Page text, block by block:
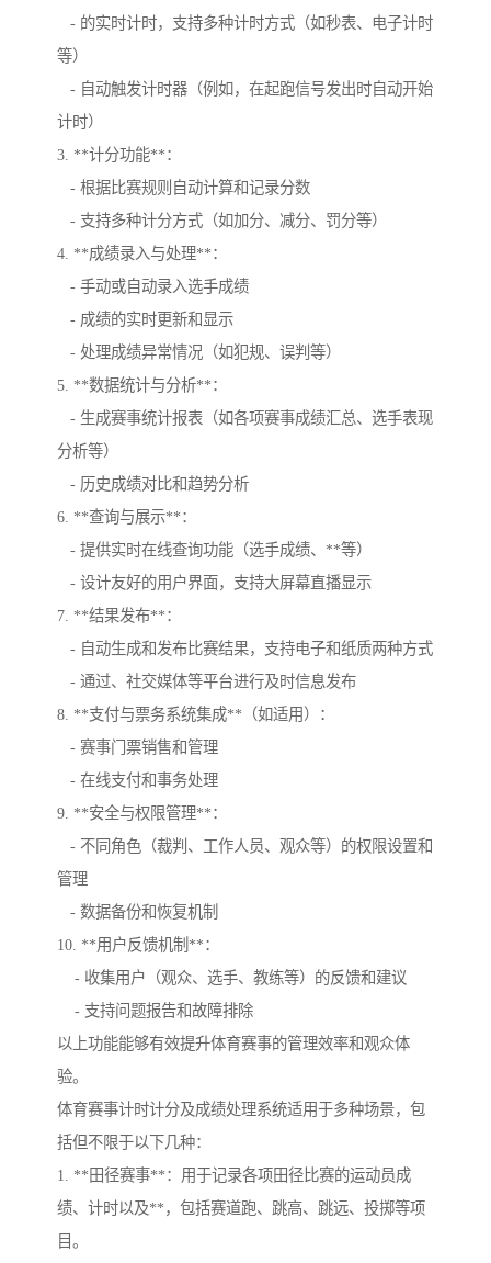
- 的实时计时，支持多种计时方式（如秒表、电子计时
等）
- 自动触发计时器（例如，在起跑信号发出时自动开始
计时）
3. **计分功能**：
- 根据比赛规则自动计算和记录分数
- 支持多种计分方式（如加分、减分、罚分等）
4. **成绩录入与处理**：
- 手动或自动录入选手成绩
- 成绩的实时更新和显示
- 处理成绩异常情况（如犯规、误判等）
5. **数据统计与分析**：
- 生成赛事统计报表（如各项赛事成绩汇总、选手表现
分析等）
- 历史成绩对比和趋势分析
6. **查询与展示**：
- 提供实时在线查询功能（选手成绩、**等）
- 设计友好的用户界面，支持大屏幕直播显示
7. **结果发布**：
- 自动生成和发布比赛结果，支持电子和纸质两种方式
- 通过、社交媒体等平台进行及时信息发布
8. **支付与票务系统集成**（如适用）：
- 赛事门票销售和管理
- 在线支付和事务处理
9. **安全与权限管理**：
- 不同角色（裁判、工作人员、观众等）的权限设置和
管理
- 数据备份和恢复机制
10. **用户反馈机制**：
- 收集用户（观众、选手、教练等）的反馈和建议
- 支持问题报告和故障排除
以上功能能够有效提升体育赛事的管理效率和观众体
验。
体育赛事计时计分及成绩处理系统适用于多种场景，包
括但不限于以下几种：
1. **田径赛事**：用于记录各项田径比赛的运动员成
绩、计时以及**，包括赛道跑、跳高、跳远、投掷等项
目。